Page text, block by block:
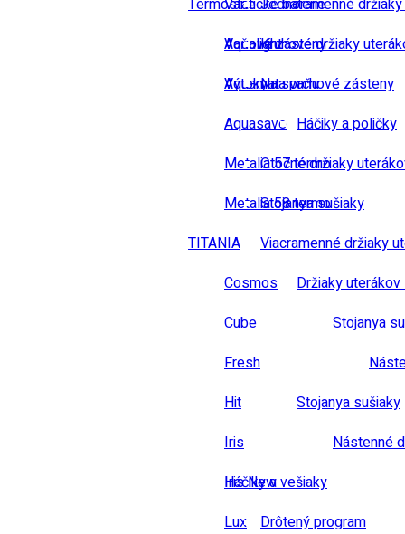
Vane
Vaňové zásteny
Výtoky na vaňu
Termostatické baterie
Aqualight
Aquamat
Aquasave
Metalia 57 termo
Metalia 58 termo
TITANIA
Cosmos
Cube
Fresh
Hit
Iris
Iris New
Lux
Jednoramenné
Kruhové držiaky
Na sprchové zásteny
Háčiky a poličky
Otočné držiaky
Stojanya sušiaky
Viacramenné držiaky
Držiaky
Stojanya
Stojanya sušiaky
Nástenné
Háčiky a vešiaky
Drôtený program